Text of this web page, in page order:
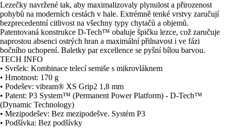
Lezečky navržené tak, aby maximalizovaly plynulost a přirozenost
pohybů na moderních cestách v hale. Extrémně tenké vrstvy zaručují
bezprecedentní citlivost na všechny typy chytačů a objemů.
Patentovaná konstrukce D-Tech™ obaluje špičku lezce, což zaručuje
naprostou absenci ostrých hran a maximální přilnavost i ve fázi
bočního uchopení. Baletky par excellence se pyšní bílou barvou.
TECH INFO
• Svršek: Kombinace telecí semiše s mikrovláknem
• Hmotnost: 170 g
• Podešev: vibram® XS Grip2 1,8 mm
• Patent: P3 System™ (Permanent Power Platform) - D-Tech™
(Dynamic Technology)
• Mezipodešev: Bez mezipodešve. Systém P3
• Podšívka: Bez podšívky